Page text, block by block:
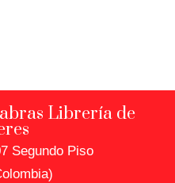
Librería de
Segundo Piso